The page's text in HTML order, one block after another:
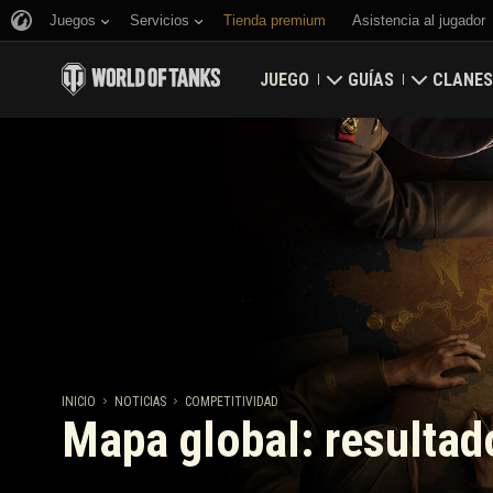
Juegos Servicios Tienda premium Asistencia al jugador
JUEGO
Canjear códigos de bonificación
Actualizaciones
Carropedia
GUÍAS
Guía para novatos
Guía general
Economía del juego
Seguridad
Logros
Política de juego
Game Center de
CLANES
Mapa
INICIO NOTICIAS COMPETITIVIDAD
Mapa global: